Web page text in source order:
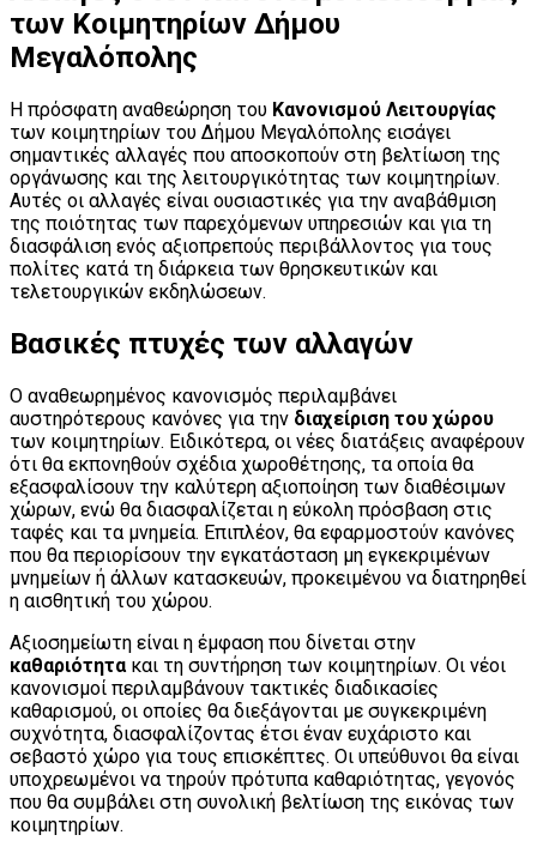
των Κοιμητηρίων Δήμου
Μεγαλόπολης
Η πρόσφατη αναθεώρηση του Κανονισμού Λειτουργίας
των κοιμητηρίων του Δήμου Μεγαλόπολης εισάγει
σημαντικές αλλαγές που αποσκοπούν στη βελτίωση της
οργάνωσης και της λειτουργικότητας των κοιμητηρίων.
Αυτές οι αλλαγές είναι ουσιαστικές για την αναβάθμιση
της ποιότητας των παρεχόμενων υπηρεσιών και για τη
διασφάλιση ενός αξιοπρεπούς περιβάλλοντος για τους
πολίτες κατά τη διάρκεια των θρησκευτικών και
τελετουργικών εκδηλώσεων.
Βασικές πτυχές των αλλαγών
Ο αναθεωρημένος κανονισμός περιλαμβάνει
αυστηρότερους κανόνες για την διαχείριση του χώρου
των κοιμητηρίων. Ειδικότερα, οι νέες διατάξεις αναφέρουν
ότι θα εκπονηθούν σχέδια χωροθέτησης, τα οποία θα
εξασφαλίσουν την καλύτερη αξιοποίηση των διαθέσιμων
χώρων, ενώ θα διασφαλίζεται η εύκολη πρόσβαση στις
ταφές και τα μνημεία. Επιπλέον, θα εφαρμοστούν κανόνες
που θα περιορίσουν την εγκατάσταση μη εγκεκριμένων
μνημείων ή άλλων κατασκευών, προκειμένου να διατηρηθεί
η αισθητική του χώρου.
Αξιοσημείωτη είναι η έμφαση που δίνεται στην
καθαριότητακαι τη συντήρηση των κοιμητηρίων. Οι νέοι
κανονισμοί περιλαμβάνουν τακτικές διαδικασίες
καθαρισμού, οι οποίες θα διεξάγονται με συγκεκριμένη
συχνότητα, διασφαλίζοντας έτσι έναν ευχάριστο και
σεβαστό χώρο για τους επισκέπτες. Οι υπεύθυνοι θα είναι
υποχρεωμένοι να τηρούν πρότυπα καθαριότητας, γεγονός
που θα συμβάλει στη συνολική βελτίωση της εικόνας των
κοιμητηρίων.